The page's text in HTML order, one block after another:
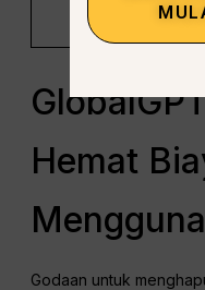
Visual
Hemat
Godaan untuk